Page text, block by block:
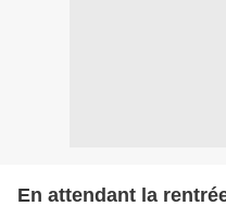
En attendant la